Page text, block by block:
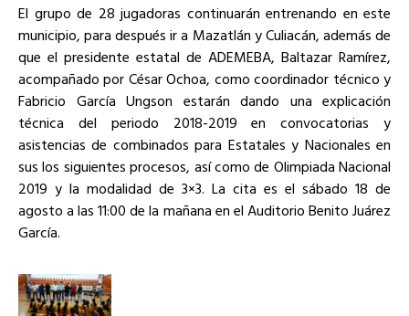
El grupo de 28 jugadoras continuarán entrenando en este
municipio, para después ir a Mazatlán y Culiacán, además de
que el presidente estatal de ADEMEBA, Baltazar Ramírez,
acompañado por César Ochoa, como coordinador técnico y
Fabricio García Ungson estarán dando una explicación
técnica del periodo 2018-2019 en convocatorias y
asistencias de combinados para Estatales y Nacionales en
sus los siguientes procesos, así como de Olimpiada Nacional
2019 y la modalidad de 3×3. La cita es el sábado 18 de
agosto a las 11:00 de la mañana en el Auditorio Benito Juárez
García.